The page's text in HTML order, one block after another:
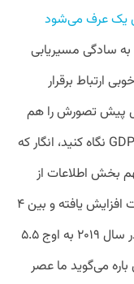
عرف می‌شود
سادگی مسیریابی
ارتباط برقرار
از بی‌شمار مزیت دیگری که ۴۰ سال پیش تصورش را هم
نمی‌کردیم لذت می‌بریم. اما اگر تنها به ارقام GDP نگاه کنید، انگار که
بخش اطلاعات از
مجموع GDP از دهه ۱۹۸۰ تا به امروز به ندرت افزایش یافته و بین ۴
تا ۵ درصد سالانه متغییر است و این سهم در سال ۲۰۱۹ به اوج ۵.۵
می‌گوید ما عصر